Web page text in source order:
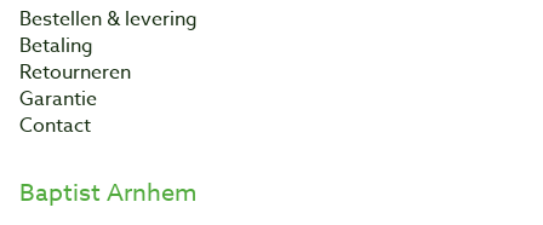
Bestellen & levering
Betaling
Retourneren
Garantie
Contact
Baptist Arnhem